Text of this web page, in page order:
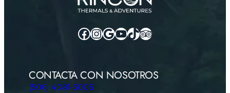
Facebook
Instagram
Google
YouTube
TikTok
TripAdvisor
CONTACTA CON NOSOTROS
(506) 4081-5005